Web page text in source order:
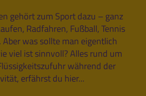
gehört zum Sport dazu – ganz
Radfahren, Fußball, Tennis
Aber was sollte man eigentlich
viel ist sinnvoll? Alles rund um
während der
erfährst du hier...